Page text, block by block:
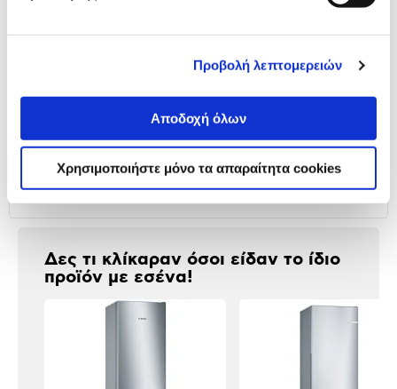
Προβολή λεπτομερειών
Αποδοχή όλων
Χρησιμοποιήστε μόνο τα απαραίτητα cookies
προϊόντος
Αξιολογήσεις
Αξιολογήσεις
Δες τι κλίκαραν όσοι είδαν το ίδιο
προϊόν με εσένα!